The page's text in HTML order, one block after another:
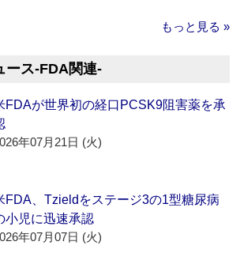
もっと見る »
ス‐FDA関連‐
FDAが世界初の経口PCSK9阻害薬を承
年07月21日 (火)
FDA、Tzieldをステージ3の1型糖尿病
小児に迅速承認
年07月07日 (火)